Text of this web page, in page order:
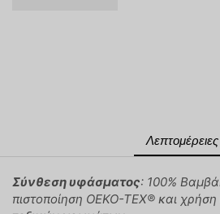
Λεπτομέρειες
Σύνθεση υφάσματος: 100%
πιστοποίηση OEKO-TEX® και